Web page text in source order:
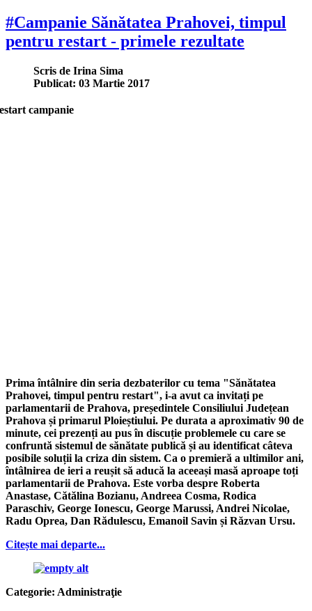
#Campanie Sănătatea Prahovei, timpul
pentru restart - primele rezultate
Scris de Irina Sima
Publicat: 03 Martie 2017
Prima întâlnire din seria dezbaterilor cu tema "Sănătatea
Prahovei, timpul pentru restart", i-a avut ca invitați pe
parlamentarii de Prahova, președintele Consiliului Județean
Prahova și primarul Ploieștiului. Pe durata a aproximativ 90 de
minute, cei prezenți au pus în discuție problemele cu care se
confruntă sistemul de sănătate publică și au identificat câteva
posibile soluții la criza din sistem. Ca o premieră a ultimilor ani,
întâlnirea de ieri a reușit să aducă la aceeași masă aproape toți
parlamentarii de Prahova. Este vorba despre Roberta
Anastase, Cătălina Bozianu, Andreea Cosma, Rodica
Paraschiv, George Ionescu, George Marussi, Andrei Nicolae,
Radu Oprea, Dan Rădulescu, Emanoil Savin și Răzvan Ursu.
Citește mai departe...
Categorie: Administraţie